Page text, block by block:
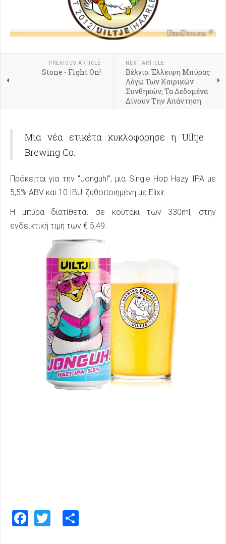
PREVIOUS ARTICLE
Stone - Fight On!
NEXT ARTICLE
Βέλγιο: Έλλειψη Μπύρας
Λόγω Των Καιρικών
Συνθηκών; Τα Δεδομένα
Δίνουν Την Απάντηση
Μια νέα ετικέτα κυκλοφόρησε η Uiltje
Brewing Co.
Πρόκειται για την "Jonguh!", μια Single Hop Hazy IPA με
5,5% ABV και 10 IBU, ζυθοποιημένη με Elixir.
Η μπύρα διατίθεται σε κουτάκι των 330ml, στην
ενδεικτική τιμή των € 5,49.
Facebook
Twitter